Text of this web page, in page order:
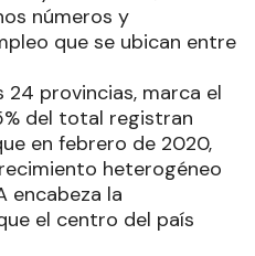
números y
que se ubican entre
24 provincias, marca el
del total registran
en febrero de 2020,
heterogéneo
encabeza la
el centro del país